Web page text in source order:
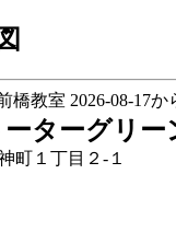
橋教室 2026-08-17
ーターグリ
町１丁目２-１